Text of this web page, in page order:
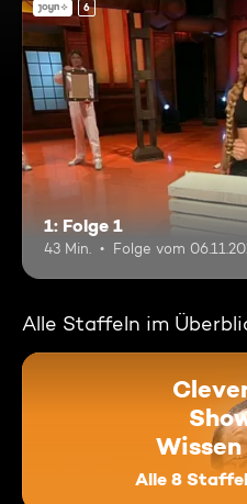
6
1: Folge 1
43 Min. Folge vom
Alle Staffeln im
Alle 8